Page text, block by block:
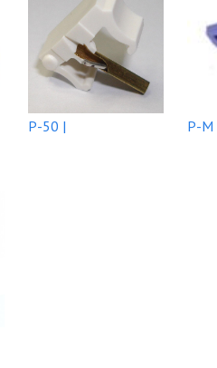
P-50 | P-M